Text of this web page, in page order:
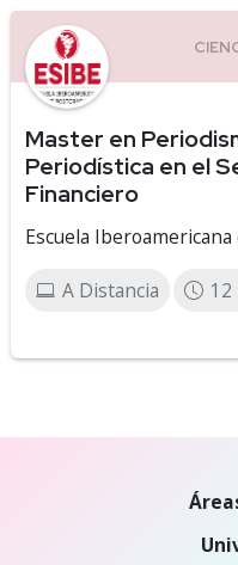
Master en
Periodística en el
Financiero
Escuela
A Distancia 12